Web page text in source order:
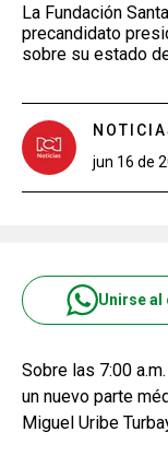
La Fundación
precandidato
sobre su estado
jun 16 de
Unirse al
Sobre las 7:00
un nuevo parte
Miguel Uribe